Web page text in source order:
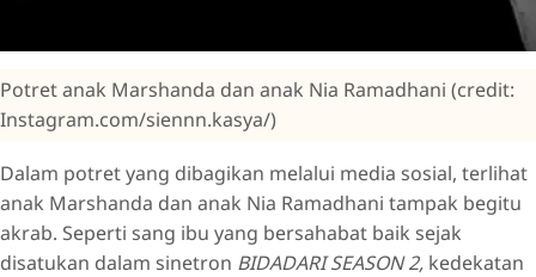
Potret anak Marshanda dan anak Nia Ramadhani (credit:
Instagram.com/siennn.kasya/)
Dalam potret yang dibagikan melalui media sosial, terlihat
anak Marshanda dan anak Nia Ramadhani tampak begitu
akrab. Seperti sang ibu yang bersahabat baik sejak
disatukan dalam sinetron BIDADARI SEASON 2, kedekatan